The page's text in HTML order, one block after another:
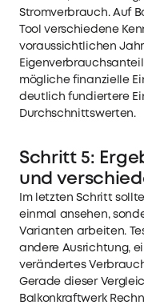
Stromverbrauch. Auf
Tool verschiedene
voraussichtlichen
mögliche finanzielle
deutlich fundiertere
Durchschnittswerten.
Schritt 5:
und
Im letzten Schritt
einmal ansehen,
Varianten arbeiten.
andere Ausrichtung,
verändertes
Gerade dieser
Balkonkraftwerk